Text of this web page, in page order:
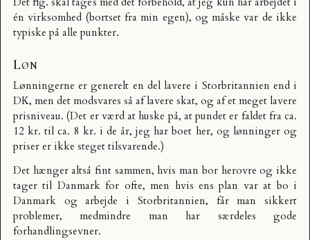
én virksomhed (bortset fra min egen), og måske var de ikke
typiske på alle punkter.
Løn
Lønningerne er generelt en del lavere i Storbritannien end i
DK, men det modsvares så af lavere skat, og af et meget lavere
prisniveau. (Det er værd at huske på, at pundet er faldet fra ca.
12 kr. til ca. 8 kr. i de år, jeg har boet her, og lønninger og
priser er ikke steget tilsvarende.)
Det hænger altså fint sammen, hvis man bor herovre og ikke
tager til Danmark for ofte, men hvis ens plan var at bo i
Danmark og arbejde i Storbritannien, får man sikkert
problemer, medmindre man har særdeles gode
forhandlingsevner.